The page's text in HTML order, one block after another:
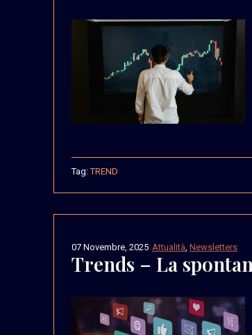
Tag:TREND
Attualità Newsletters
07 Novembre, 2025
Trends – La